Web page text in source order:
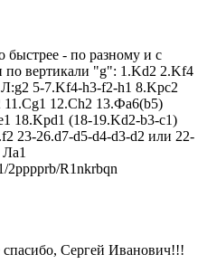
быстрее - по разному и с
вертикали "g": 1.Kd2 2.Kf4
5-7.Kf4-h3-f2-h1 8.Kpc2
12.Ch2 13.Фa6(b5)
18.Kpd1 (18-19.Kd2-b3-c1)
23-26.d7-d5-d4-d3-d2 или 22-
2pppprb/R1nkrbqn
Сергей Иванович!!!